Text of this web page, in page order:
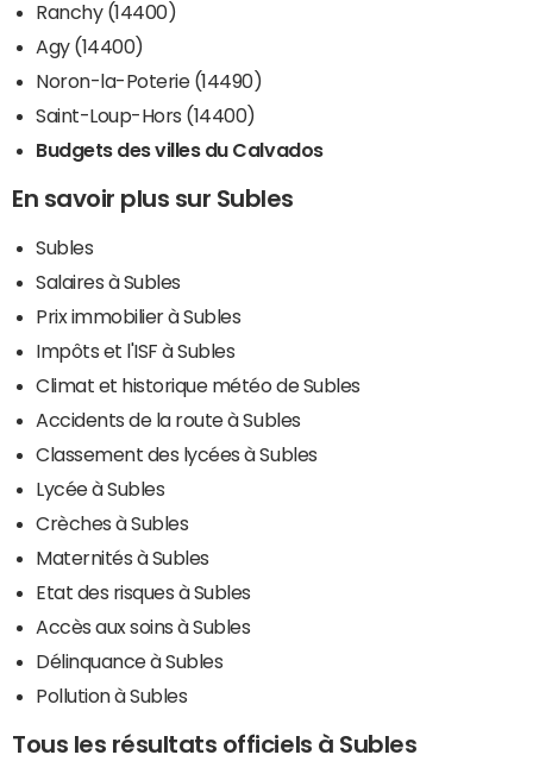
Ranchy (14400)
Agy (14400)
Noron-la-Poterie (14490)
Saint-Loup-Hors (14400)
Budgets des villes du Calvados
En savoir plus sur Subles
Subles
Salaires à Subles
Prix immobilier à Subles
Impôts et l'ISF à Subles
Climat et historique météo de Subles
Accidents de la route à Subles
Classement des lycées à Subles
Lycée à Subles
Crèches à Subles
Maternités à Subles
Etat des risques à Subles
Accès aux soins à Subles
Délinquance à Subles
Pollution à Subles
Tous les résultats officiels à Subles